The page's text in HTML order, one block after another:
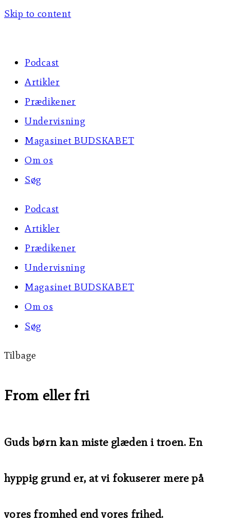
Skip to content
Podcast
Artikler
Prædikener
Undervisning
Magasinet BUDSKABET
Om os
Søg
Podcast
Artikler
Prædikener
Undervisning
Magasinet BUDSKABET
Om os
Søg
Tilbage
From eller fri
Guds børn kan miste glæden i troen. En
hyppig grund er, at vi fokuserer mere på
vores fromhed end vores frihed.